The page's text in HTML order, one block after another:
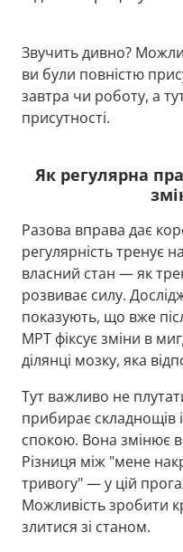
Звучить дивно?
ви були повністю
завтра чи роботу, а
присутності.
Як регулярна
Разова вправа дає
регулярність тренує
власний стан — як
розвиває силу.
показують, що вже
МРТ фіксує зміни в
ділянці мозку, яка
Тут важливо не
прибирає складнощів
спокою. Вона змінює
Різниця між "мене
тривогу" — у цій
Можливість зробити
злитися зі станом.